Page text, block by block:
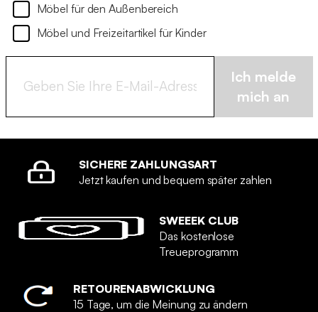
Möbel für den Außenbereich
Möbel und Freizeitartikel für Kinder
Ich melde
mich an
SICHERE ZAHLUNGSART
Jetzt kaufen und bequem später zahlen
SWEEEK CLUB
Das kostenlose
Treueprogramm
RETOURENABWICKLUNG
15 Tage, um die Meinung zu ändern